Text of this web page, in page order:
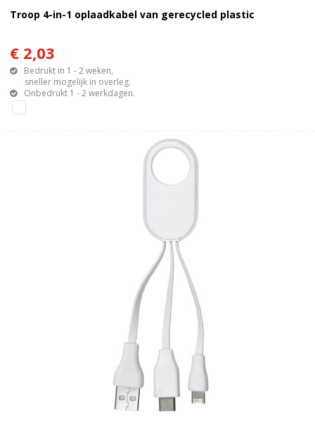
Troop 4-in-1 oplaadkabel van gerecycled plastic
€ 2,03
Bedrukt in 1 - 2 weken,
sneller mogelijk in overleg.
Onbedrukt 1 - 2 werkdagen.